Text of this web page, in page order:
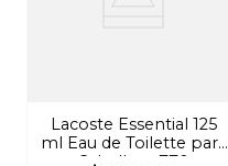
Lacoste Essential 125
ml Eau de Toilette para
Caballero 770